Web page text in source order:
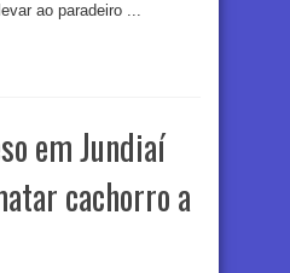
ao paradeiro ...
em Jundiaí
cachorro a